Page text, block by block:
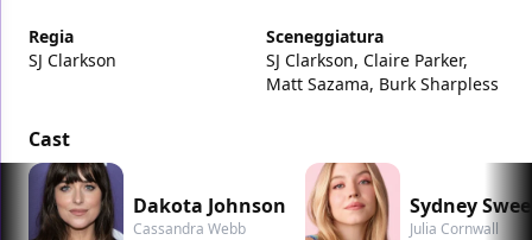
Regia
SJ Clarkson
Sceneggiatura
SJ Clarkson, Claire Parker,
Matt Sazama, Burk Sharpless
Cast
Dakota Johnson
Cassandra Webb
Sydney
Julia Cornwall